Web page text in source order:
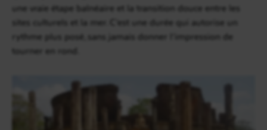
une vraie étape balnéaire et la transition douce entre les
sites culturels et la mer. C’est une durée qui autorise un
rythme plus posé, sans jamais donner l’impression de
tourner en rond.